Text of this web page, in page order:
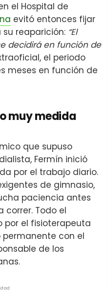
el Hospital de
evitó entonces fijar
reaparición: “El
decidirá en función de
el periodo
meses en función de
muy medida
que supuso
Fermín inició
por el trabajo diario.
de gimnasio,
paciencia antes
correr. Todo el
por el fisioterapeuta
con el
de los